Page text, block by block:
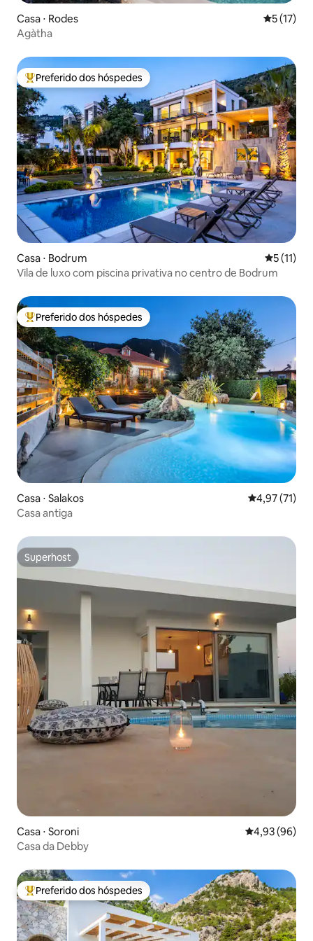
Casa ⋅ Rodes 5 de uma
5 (17)
Agàtha
Entre os melhores preferidos dos hóspedes
Preferido dos hóspedes
Casa ⋅ Bodrum 5 de uma
5 (11)
Vila de luxo com piscina privativa no centro de Bodrum
Entre os melhores preferidos dos hóspedes
Preferido dos hóspedes
Casa ⋅ Salakos 4,97 de uma
4,97 (71)
Casa antiga
Superhost
Superhost
Casa ⋅ Soroni 4,93 de uma
4,93 (96)
Casa da Debby
Entre os melhores preferidos dos hóspedes
Preferido dos hóspedes